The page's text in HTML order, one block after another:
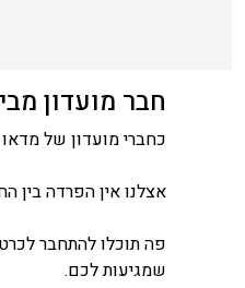
חבר מועדון
כחברי מועדון של
אצלנו אין הפרדה בין
פה תוכלו להתחבר
שמגיעות לכם.